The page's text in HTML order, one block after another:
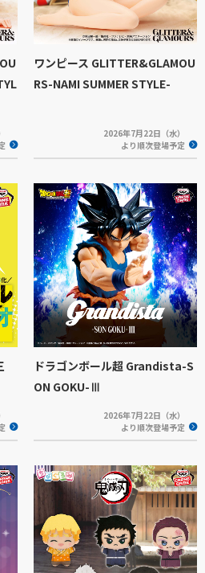
ワンピース GLITTER&GLAMOU
RS-NAMI SUMMER STYLE-
2026年7月22日（水）
より順次登場予定
ドラゴンボール超 Grandista-S
ON GOKU-Ⅲ
2026年7月22日（水）
より順次登場予定